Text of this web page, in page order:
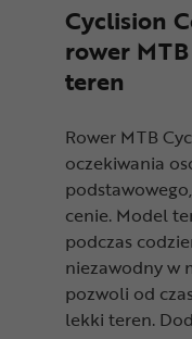
Cyclision
rower
teren
Rower MTB
oczekiwania
cenie. Model
podczas
niezawodny w
pozwoli od
lekki teren.